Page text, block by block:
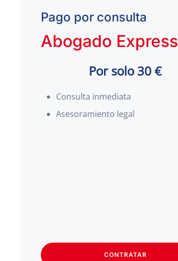
Pago por consulta
Abogado Express
Por solo 30 €
Consulta inmediata
Asesoramiento legal
CONTRATAR